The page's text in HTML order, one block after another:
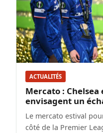
ACTUALITÉS
Mercato :
envisagent un
Le mercato estival
côté de la Premier